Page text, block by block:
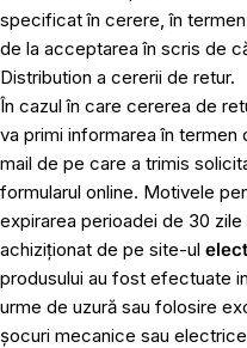
specificat în cerere, în
de la acceptarea în scris de
Distribution a cererii de retur.
În cazul în care cererea de
va primi informarea în
mail de pe care a trimis
formularul online. Motivele
expirarea perioadei de 30
achiziționat de pe site-ul
produsului au fost efectuate
urme de uzură sau folosire
șocuri mecanice sau